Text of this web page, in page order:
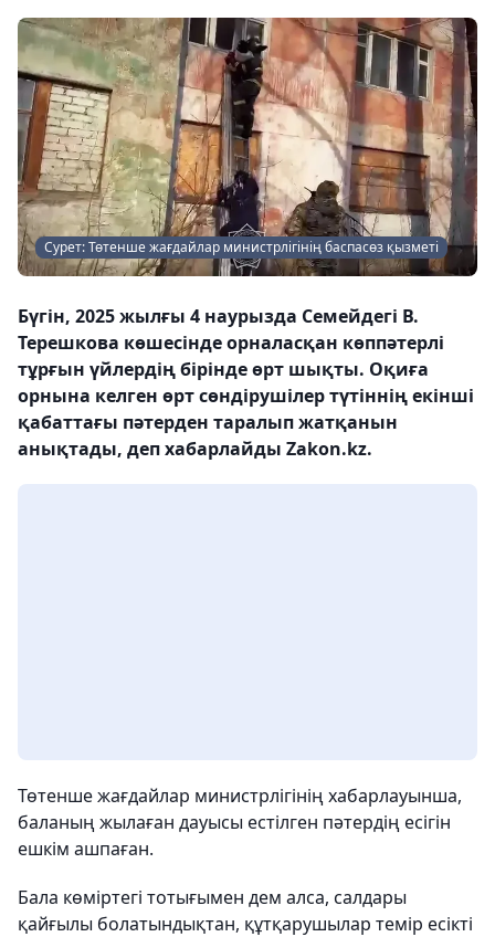
Сурет: Төтенше жағдайлар министрлігінің баспасөз қызметі
Бүгін, 2025 жылғы 4 наурызда Семейдегі В.
Терешкова көшесінде орналасқан көппәтерлі
тұрғын үйлердің бірінде өрт шықты. Оқиға
орнына келген өрт сөндірушілер түтіннің екінші
қабаттағы пәтерден таралып жатқанын
анықтады, деп хабарлайды Zakon.kz.
Төтенше жағдайлар министрлігінің хабарлауынша,
баланың жылаған дауысы естілген пәтердің есігін
ешкім ашпаған.
Бала көміртегі тотығымен дем алса, салдары
қайғылы болатындықтан, құтқарушылар темір есікті